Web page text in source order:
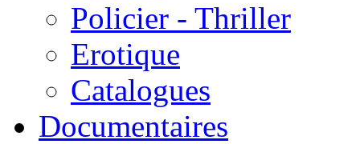
Policier - Thriller
Erotique
Catalogues
Documentaires